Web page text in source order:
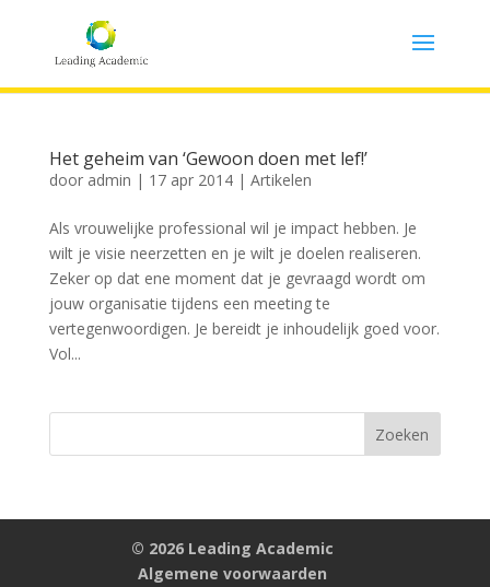
Het geheim van ‘Gewoon doen met lef!’
door admin | 17 apr 2014| Artikelen
Als vrouwelijke professional wil je impact hebben. Je
wilt je visie neerzetten en je wilt je doelen realiseren.
Zeker op dat ene moment dat je gevraagd wordt om
jouw organisatie tijdens een meeting te
vertegenwoordigen. Je bereidt je inhoudelijk goed voor.
Vol...
Zoeken
© 2026 Leading Academic
Algemene voorwaarden